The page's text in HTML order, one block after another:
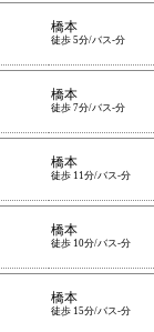
橋本
徒歩 5分/バス-分
橋本
徒歩 7分/バス-分
橋本
徒歩 11分/バス-分
橋本
徒歩 10分/バス-分
橋本
徒歩 15分/バス-分